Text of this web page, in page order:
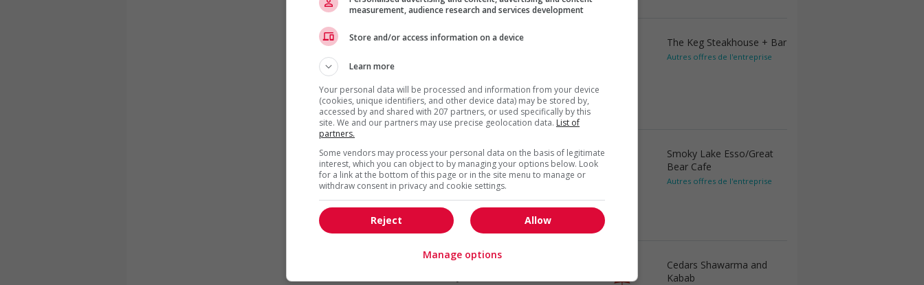
Cook
tourisme et loisirs
The Keg Steakhouse + Bar
Autres offres de l'entreprise
Cook
Smoky Lake, AB
Restauration, hôtellerie,
tourisme et loisirs
Smoky Lake Esso/Great
Bear Cafe
Autres offres de l'entreprise
Cedars Shawarma and
Kabab
measurement, audience research and services development
Store and/or access information on a device
Learn more
Your personal data will be processed and information from your device
(cookies, unique identifiers, and other device data) may be stored by,
accessed by and shared with 207 partners, or used specifically by this
site. We and our partners may use precise geolocation data. List of
partners.
Some vendors may process your personal data on the basis of legitimate
interest, which you can object to by managing your options below. Look
for a link at the bottom of this page or in the site menu to manage or
withdraw consent in privacy and cookie settings.
Allow
Reject
Manage options